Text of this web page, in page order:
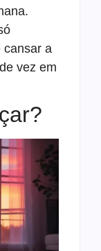
cansar a
vez em